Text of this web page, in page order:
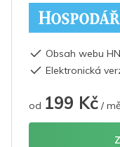
Obsah webu
Elektronická
od 199 Kč /